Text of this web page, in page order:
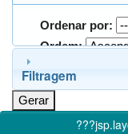
Ordenar por:
Ordem:
Filtragem